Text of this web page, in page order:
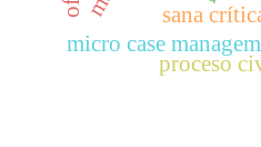
micro case
proceso
sana